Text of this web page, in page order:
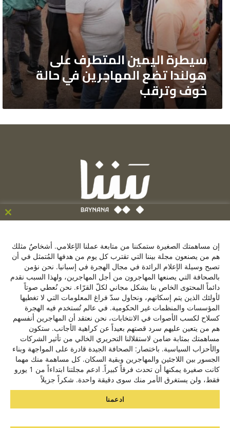
وترقب
سيطرة اليمين المتطرف على
هولندا تضع المهاجرين في حالة
خوف وترقب
C/ de la Victoria 9, 1º, 28012, Madrid ,España
+34641137976
contacto@baynana.es
فيسبوك
تويترلينكدإنيوتيوبانستقرام
سياسة الخصوصية
من نحن
مشروع بيننا بالتعاون مع
إن مساهمتك الصغيرة ستمكننا من متابعة عملنا الإعلامي. أشخاصٌ مثلك
هم من يصنعون مجلة بيننا التي تقترب كل يوم من هدفها المُتمثل في أن
تصبح وسيلة الإعلام الرائدة في مجال الهجرة في إسبانيا. نحن نؤمن
بالصحافة التي يصنعها المهاجرون من أجل المهاجرين، ولهذا السبب نقدم
دائماً المحتوى الخاص بنا بشكل مجاني لكلّ القرّاء. نحن نُعطي صوتاً
لأولئك الذين يتم إسكاتهم، ونحاول سدّ فراغ المعلومات التي لا تغطيها
المؤسسات والمنظمات غير الحكومية. في عالم تُستخدم فيه الهجرة
كسلاح لكسب الأصوات في الانتخابات، نحن نعتقد أن المهاجرين أنفسهم
هم من يتعين عليهم سرد قصتهم بعيداً عن كراهية الأجانب. ستكون
مساهمتك بمثابة ضامن لاستقلالنا التحريري الخالي من تأثير الشركات
والأحزاب السياسية. باختصار: الصحافة الجيدة قادرة على المواجهة وبناء
الجسور بين اللاجئين والمهاجرين وبقية السكان. كل مساهمة منك مهما
كانت صغيرة يمكنها أن تحدث فرقاً كبيراً. ادعم مجلتنا ابتداءاً من 1 يورو
فقط، ولن يستغرق الأمر منك سوى دقيقة واحدة. شكراً جزيلاً
ادعمنا